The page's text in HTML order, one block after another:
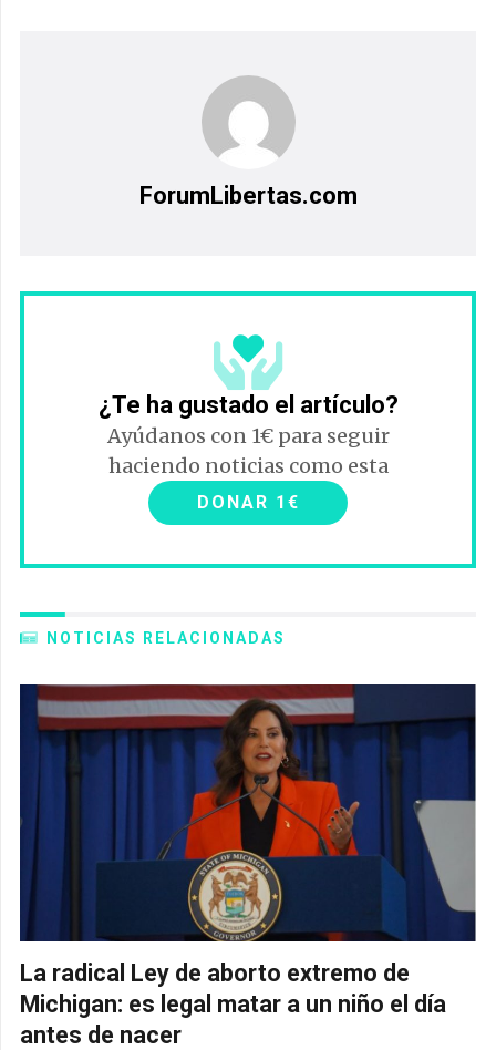
ForumLibertas.com
¿Te ha gustado el artículo?
Ayúdanos con 1€ para seguir
haciendo noticias como esta
DONAR 1€
NOTICIAS RELACIONADAS
La radical Ley de aborto extremo de
Michigan: es legal matar a un niño el día
antes de nacer